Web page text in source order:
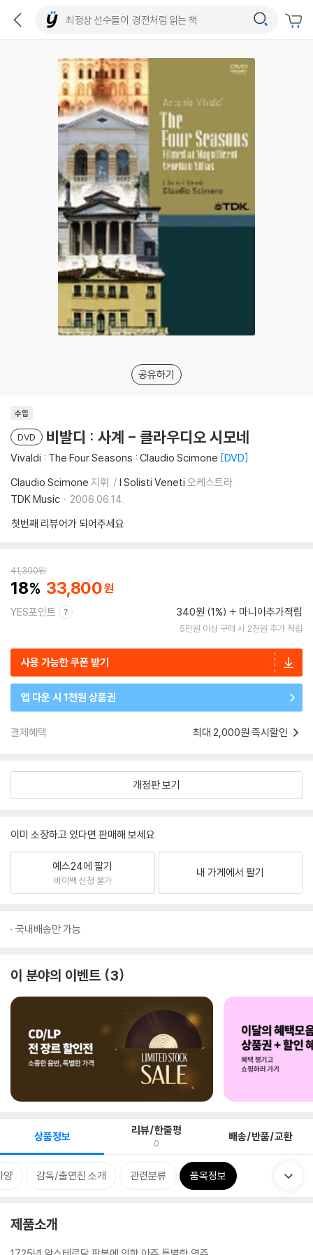
공유하기
수입
DVD 비발디 : 사계 - 클라우디오 시모네
Vivaldi : The Four Seasons : Claudio Scimone DVD
Claudio Scimone 지휘 I Solisti Veneti 오케스트라
TDK Music
2006.06.14.
첫번째 리뷰어가 되어주세요
41,300원
18 33,800
YES포인트 340원 (1%) 마니아추가적립
5만원 이상 구매 시 2천원 추가 적립
사용 가능한 쿠폰 받기
앱 다운 시 1천원 상품권
결제혜택 최대 2,000원 즉시할인
개정판 보기
이미 소장하고 있다면 판매해 보세요.
예스24에 팔기
바이백 신청 불가
내 가게에서 팔기
국내배송만 가능
이 분야의 이벤트 3
상품정보 리뷰/한줄평
0 배송/반품/교환
양 감독/출연진 소개 관련분류 품목정보
제품소개